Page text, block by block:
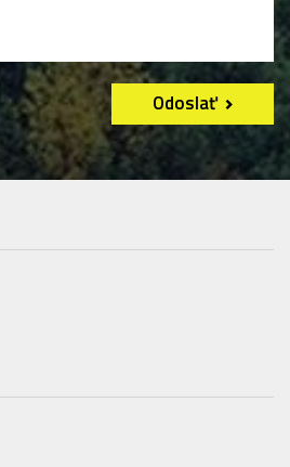
Odoslať